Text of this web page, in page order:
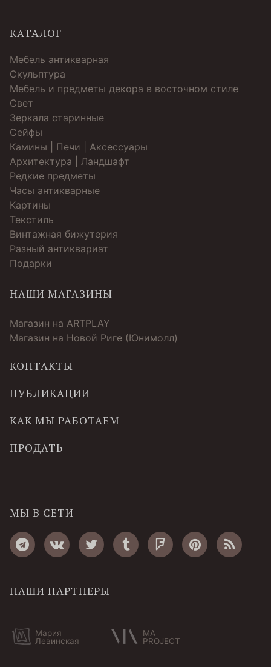
КАТАЛОГ
Мебель антикварная
Скульптура
Мебель и предметы декора в восточном стиле
Свет
Зеркала старинные
Cейфы
Камины | Печи | Аксессуары
Архитектура | Ландшафт
Редкие предметы
Часы антикварные
Картины
Текстиль
Винтажная бижутерия
Разный антиквариат
Подарки
НАШИ МАГАЗИНЫ
Магазин на ARTPLAY
Магазин на Новой Риге (Юнимолл)
КОНТАКТЫ
ПУБЛИКАЦИИ
КАК МЫ РАБОТАЕМ
ПРОДАТЬ
МЫ В СЕТИ
НАШИ ПАРТНЕРЫ
Мария
Левинская
MA
PROJECT